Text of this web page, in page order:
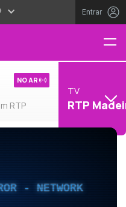
Entrar
RTP
NO AR
TV
RTP
- NETWORK